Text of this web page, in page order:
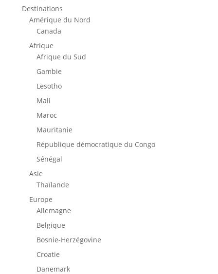
Destinations
Amérique du Nord
Canada
Afrique
Afrique du Sud
Gambie
Lesotho
Mali
Maroc
Mauritanie
République démocratique du Congo
Sénégal
Asie
Thaïlande
Europe
Allemagne
Belgique
Bosnie-Herzégovine
Croatie
Danemark